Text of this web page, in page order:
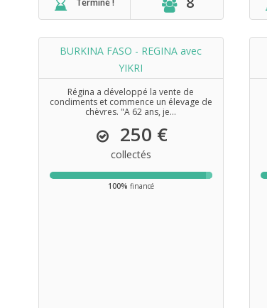
Terminé !
BURKINA FASO - REGINA avec
YIKRI
Régina a développé la vente de
condiments et commence un élevage de
chèvres. "A 62 ans, je...
250 €
collectés
100% financé